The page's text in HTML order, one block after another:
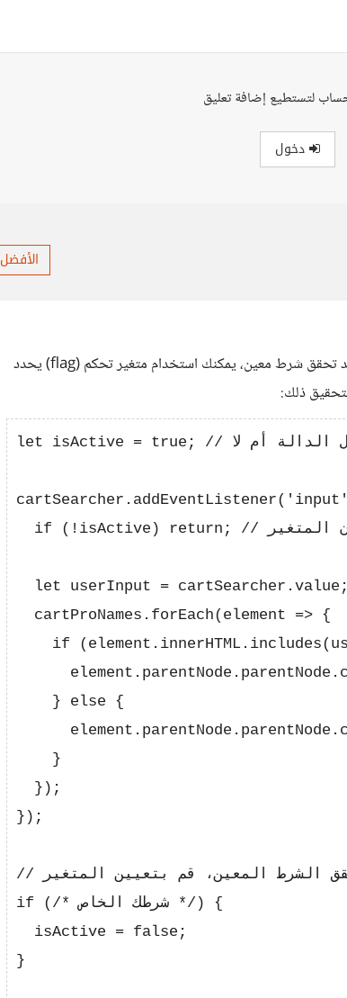
لتستطيع إضافة تعليق
دخول
الأفضل
لإيقاف تشغيل الدالة التي تم تعريفها كما هو موضح في الكود عند تحقق شرط معين، يمكنك استخدام متغير تحكم (flag) يحدد
ذلك:
let isActive = true; // متغير تحكم يحدد ما إذا كان يجب تشغيل الدالة أم لا
if (!isActive) return; // إذا كان المتغير isActive يدل على عدم التشغيل، اخرج من الدالة
let userInput = cartSearcher.value;
cartProNames.forEach(element => {
if
} else {
}
});
});
// عند تحقق الشرط المعين، قم بتعيين المتغير isActive إلى قيمة false لتوقيف تشغيل الدالة
if (/* شرطك الخاص */) {
isActive = false;
}